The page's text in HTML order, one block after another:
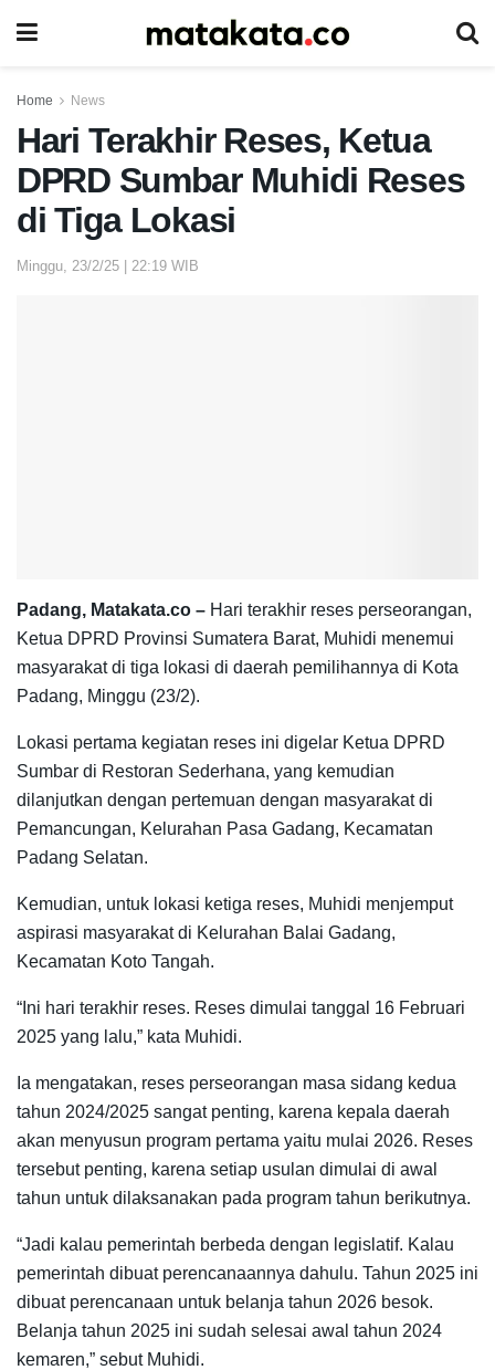
Home News
Hari Terakhir Reses, Ketua
DPRD Sumbar Muhidi Reses
di Tiga Lokasi
Minggu, 23/2/25 | 22:19 WIB
Padang, Matakata.co – Hari terakhir reses perseorangan,
Ketua DPRD Provinsi Sumatera Barat, Muhidi menemui
masyarakat di tiga lokasi di daerah pemilihannya di Kota
Padang, Minggu (23/2).
Lokasi pertama kegiatan reses ini digelar Ketua DPRD
Sumbar di Restoran Sederhana, yang kemudian
dilanjutkan dengan pertemuan dengan masyarakat di
Pemancungan, Kelurahan Pasa Gadang, Kecamatan
Padang Selatan.
Kemudian, untuk lokasi ketiga reses, Muhidi menjemput
aspirasi masyarakat di Kelurahan Balai Gadang,
Kecamatan Koto Tangah.
“Ini hari terakhir reses. Reses dimulai tanggal 16 Februari
2025 yang lalu,” kata Muhidi.
Ia mengatakan, reses perseorangan masa sidang kedua
tahun 2024/2025 sangat penting, karena kepala daerah
akan menyusun program pertama yaitu mulai 2026. Reses
tersebut penting, karena setiap usulan dimulai di awal
tahun untuk dilaksanakan pada program tahun berikutnya.
“Jadi kalau pemerintah berbeda dengan legislatif. Kalau
pemerintah dibuat perencanaannya dahulu. Tahun 2025 ini
dibuat perencanaan untuk belanja tahun 2026 besok.
Belanja tahun 2025 ini sudah selesai awal tahun 2024
kemaren,” sebut Muhidi.